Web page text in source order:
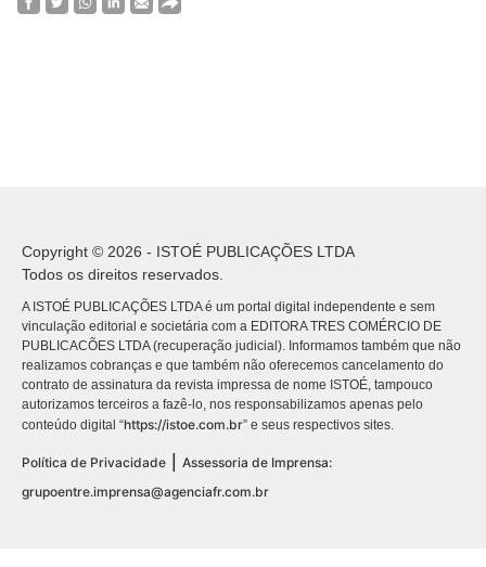
Copyright © 2026 - ISTOÉ PUBLICAÇÕES LTDA
Todos os direitos reservados.
A ISTOÉ PUBLICAÇÕES LTDA é um portal digital independente e sem
vinculação editorial e societária com a EDITORA TRES COMÉRCIO DE
PUBLICACÕES LTDA (recuperação judicial). Informamos também que não
realizamos cobranças e que também não oferecemos cancelamento do
contrato de assinatura da revista impressa de nome ISTOÉ, tampouco
autorizamos terceiros a fazê-lo, nos responsabilizamos apenas pelo
conteúdo digital “https://istoe.com.br” e seus respectivos sites.
Política de Privacidade
Assessoria de Imprensa:
grupoentre.imprensa@agenciafr.com.br